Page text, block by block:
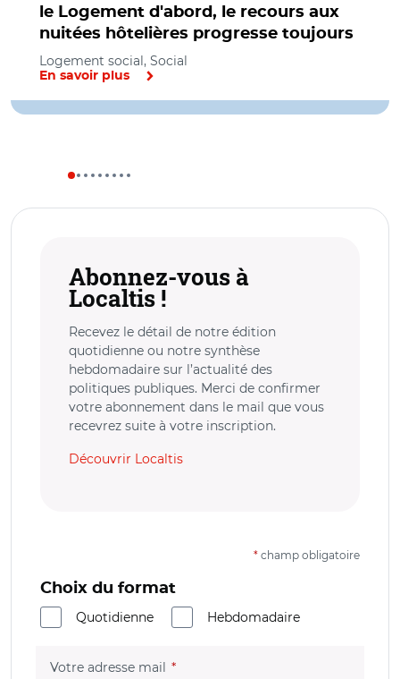
le Logement d'abord, le recours aux
nuitées hôtelières progresse toujours
Logement social, Social
En savoir plus
Abonnez-vous à
Localtis !
Recevez le détail de notre édition
quotidienne ou notre synthèse
hebdomadaire sur l’actualité des
politiques publiques. Merci de confirmer
votre abonnement dans le mail que vous
recevrez suite à votre inscription.
Découvrir Localtis
* champ obligatoire
Choix du format
Quotidienne
Hebdomadaire
Votre adresse mail (champ obligatoire)